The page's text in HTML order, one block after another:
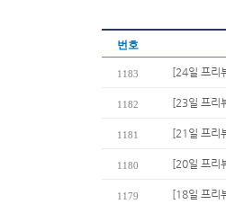
번호
1183 [24일 프리
1182 [23일 프리
1181 [21일 프리
1180 [20일 프리
1179 [18일 프리